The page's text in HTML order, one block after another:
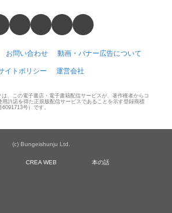
お問い合わせ 動画・バナー広告について
イトポリシー 運営会社
は、この電子書店・電子書籍配信サービスが、著作権者からコ
用許諾を得た正規版配信サービスであることを示す登録商標
6091713号）です。
(c) Bungeishunju Ltd.
CREA WEB 本の話